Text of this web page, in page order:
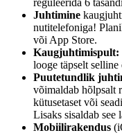
Juhtimine
nutitelefoniga!
või App Store.
Kaugjuhtimispult:
looge täpselt
Puutetundlik
võimaldab hõlpsalt
kütusetaset või
Lisaks sisaldab see
Mobiilirakendus